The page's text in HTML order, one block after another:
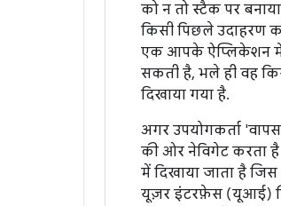
को न तो स्टैक पर
किसी पिछले उदाहरण
एक आपके ऐप्लिकेशन में
सकती है, भले ही वह
दिखाया गया है.
अगर उपयोगकर्ता
की ओर नेविगेट करता है
में दिखाया जाता है
यूज़र इंटरफ़ेस (यूआई)